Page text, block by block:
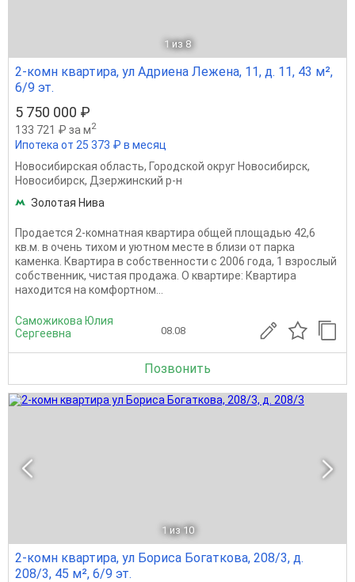
1 из 8
2-комн квартира, ул Адриена Лежена, 11, д. 11, 43 м²,
6/9 эт.
5 750 000 ₽
133 721 ₽ за м2
Ипотека от 25 373 ₽ в месяц
Новосибирская область, Городской округ Новосибирск,
Новосибирск, Дзержинский р-н
Золотая Нива
Продается 2-комнатная квартира общей площадью 42,6
кв.м. в очень тихом и уютном месте в близи от парка
каменка. Квартира в собственности с 2006 года, 1 взрослый
собственник, чистая продажа. О квартире: Квартира
находится на комфортном...
Саможикова Юлия
Сергеевна
08.08
Позвонить
1 из 10
2-комн квартира, ул Бориса Богаткова, 208/3, д.
208/3, 45 м², 6/9 эт.